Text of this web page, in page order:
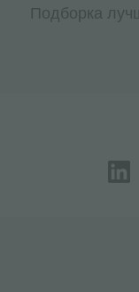
Подборка